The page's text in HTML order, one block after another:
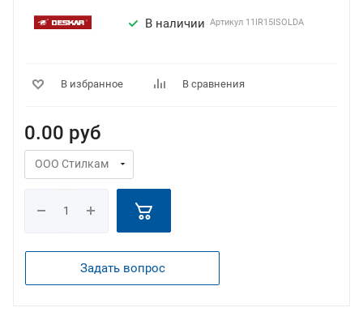
В наличии Артикул 11IR15ISOLDA
В избранное В сравнения
0.00 руб
Задать вопрос